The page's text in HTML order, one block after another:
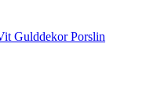
Gulddekor Porslin